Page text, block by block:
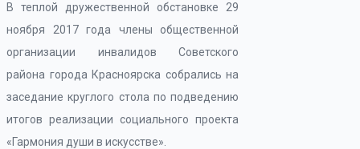
В теплой дружественной обстановке 29
ноября 2017 года члены общественной
организации инвалидов Советского
района города Красноярска собрались на
заседание круглого стола по подведению
итогов реализации социального проекта
«Гармония души в искусстве».